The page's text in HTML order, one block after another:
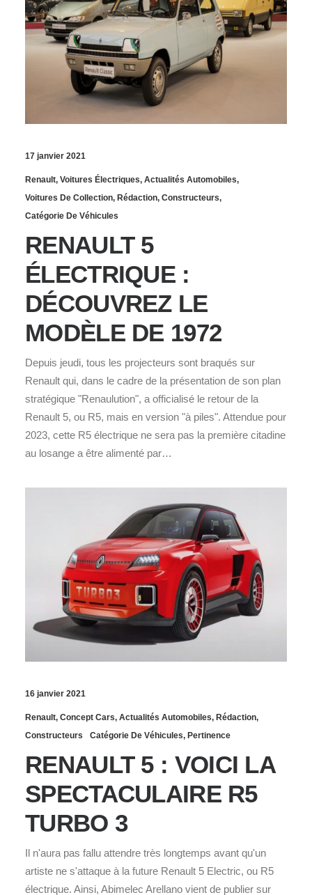
17 janvier 2021
Renault, Voitures Électriques, Actualités Automobiles,
Voitures De Collection, Rédaction, Constructeurs,
Catégorie De Véhicules
RENAULT 5
ÉLECTRIQUE :
DÉCOUVREZ LE
MODÈLE DE 1972
Depuis jeudi, tous les projecteurs sont braqués sur
Renault qui, dans le cadre de la présentation de son plan
stratégique "Renaulution", a officialisé le retour de la
Renault 5, ou R5, mais en version "à piles". Attendue pour
2023, cette R5 électrique ne sera pas la première citadine
au losange a être alimenté par…
16 janvier 2021
Renault, Concept Cars, Actualités Automobiles, Rédaction,
Constructeurs
Catégorie De Véhicules, Pertinence
RENAULT 5 : VOICI LA
SPECTACULAIRE R5
TURBO 3
Il n'aura pas fallu attendre très longtemps avant qu'un
artiste ne s'attaque à la future Renault 5 Electric, ou R5
électrique. Ainsi, Abimelec Arellano vient de publier sur